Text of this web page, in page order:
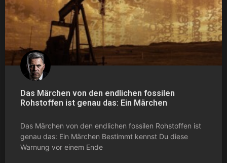
Das Märchen von den endlichen fossilen
Rohstoffen ist genau das: Ein Märchen
Das Märchen von den endlichen fossilen Rohstoffen ist
genau das: Ein Märchen Bestimmt kennst Du diese
Warnung vor einem Ende